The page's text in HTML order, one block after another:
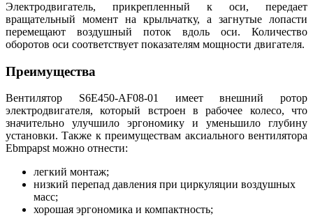
Электродвигатель, прикрепленный к оси, передает
вращательный момент на крыльчатку, а загнутые лопасти
перемещают воздушный поток вдоль оси. Количество
оборотов оси соответствует показателям мощности двигателя.
Преимущества
Вентилятор S6E450-AF08-01 имеет внешний ротор
электродвигателя, который встроен в рабочее колесо, что
значительно улучшило эргономику и уменьшило глубину
установки. Также к преимуществам аксиального вентилятора
Ebmpapst можно отнести:
легкий монтаж;
низкий перепад давления при циркуляции воздушных
масс;
хорошая эргономика и компактность;